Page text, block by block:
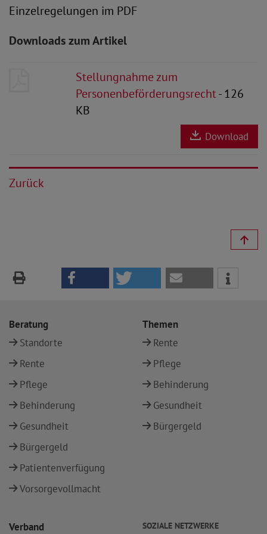
Einzelregelungen im PDF
Downloads zum Artikel
Stellungnahme zum
Personenbeförderungsrecht- 126
KB
Download
Zurück
Beratung
Standorte
Rente
Pflege
Behinderung
Gesundheit
Bürgergeld
Patientenverfügung
Vorsorgevollmacht
Themen
Rente
Pflege
Behinderung
Gesundheit
Bürgergeld
Verband SOZIALE NETZWERKE